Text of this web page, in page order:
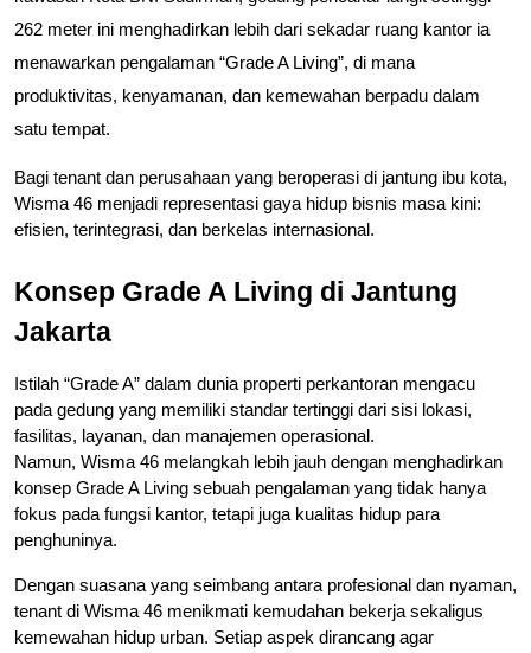
262 meter ini menghadirkan lebih dari sekadar ruang kantor ia
menawarkan pengalaman “Grade A Living”, di mana
produktivitas, kenyamanan, dan kemewahan berpadu dalam
satu tempat.
Bagi tenant dan perusahaan yang beroperasi di jantung ibu kota,
Wisma 46 menjadi representasi gaya hidup bisnis masa kini:
efisien, terintegrasi, dan berkelas internasional.
Konsep Grade A Living di Jantung
Jakarta
Istilah “Grade A” dalam dunia properti perkantoran mengacu
pada gedung yang memiliki standar tertinggi dari sisi lokasi,
fasilitas, layanan, dan manajemen operasional.
Namun, Wisma 46 melangkah lebih jauh dengan menghadirkan
konsep Grade A Living sebuah pengalaman yang tidak hanya
fokus pada fungsi kantor, tetapi juga kualitas hidup para
penghuninya.
Dengan suasana yang seimbang antara profesional dan nyaman,
tenant di Wisma 46 menikmati kemudahan bekerja sekaligus
kemewahan hidup urban. Setiap aspek dirancang agar